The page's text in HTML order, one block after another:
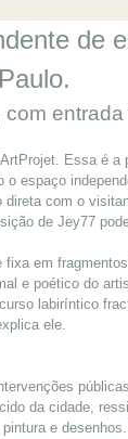
de
entrada
Essa é a
espaço
com o
de Jey77
em
e poético do
labiríntico
ele.
da cidade,
e